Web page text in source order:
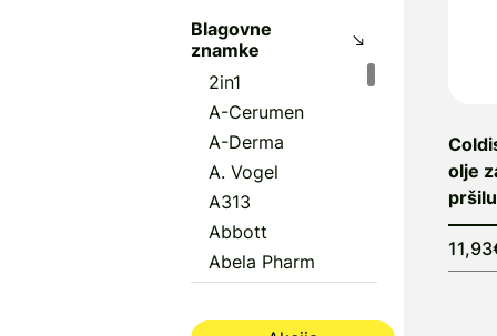
Blagovne
znamke
2in1
A-Cerumen
A-Derma
A. Vogel
A313
Abbott
Abela Pharm
Aboca
olje